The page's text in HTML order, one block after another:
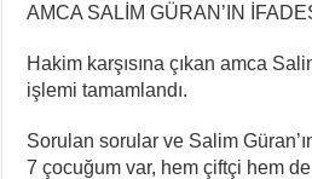
AMCA SALİM GÜRAN’IN
Hakim karşısına çıkan amca
işlemi tamamlandı.
Sorulan sorular ve Salim
7 çocuğum var, hem çiftçi hem de